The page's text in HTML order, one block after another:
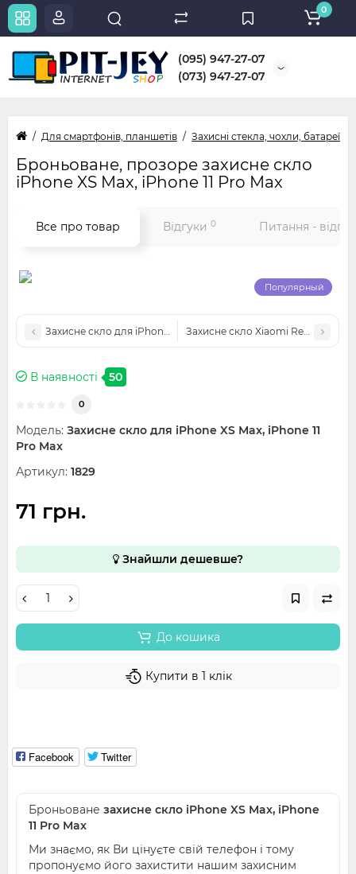
(095) 947-27-07
(073) 947-27-07
0
Для смартфонів, планшетів Захисні стекла, чохли, батареї
Броньоване, прозоре захисне скло
iPhone XS Max, iPhone 11 Pro Max
Все про товар Відгуки 0 Питання -
Популярный
Захисне скло для iPhone 12 Pro MaxЗахисне скло Xiaomi Redmi 9T
В наявності 50
0
Модель: Захисне скло для iPhone XS Max, iPhone 11
Pro Max
Артикул: 1829
71 грн.
Знайшли дешевше?
До кошика
Купити в 1 клік
Facebook Twitter
Броньоване захисне скло iPhone XS Max, iPhone
11 Pro Max
Ми знаємо, як Ви цінуєте свій телефон і тому
пропонуємо його захистити нашим захисним